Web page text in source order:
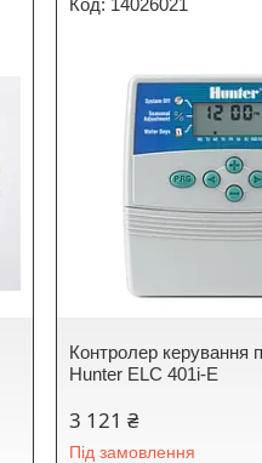
Контролер керування
Hunter ELC 401i-E
3 121 ₴
Під замовлення